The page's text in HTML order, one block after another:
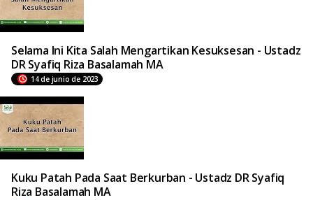
Selama Ini Kita Salah Mengartikan Kesuksesan - Ustadz
DR Syafiq Riza Basalamah MA
14 de junio de 2023
Kuku Patah Pada Saat Berkurban - Ustadz DR Syafiq
Riza Basalamah MA